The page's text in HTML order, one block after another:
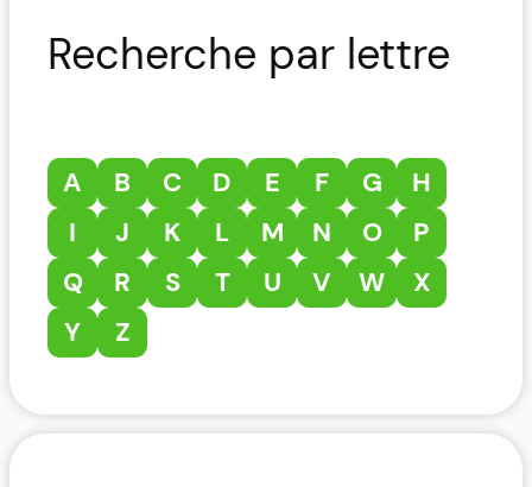
Recherche par lettre
A B C D E F G
H
I
J K L M N O
P
Q
R S T U V W
X
Y
Z